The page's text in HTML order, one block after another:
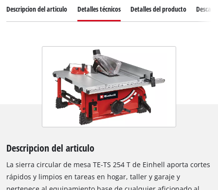
Descripcion del articulo Detalles técnicos Detalles del producto
Descripcion del articulo
La sierra circular de mesa TE-TS 254 T de Einhell aporta cortes
rápidos y limpios en tareas en hogar, taller y garaje y